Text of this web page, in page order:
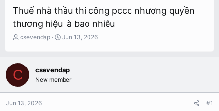
Thuế nhà thầu thi công pccc nhượng quyền
thương hiệu là bao nhiêu
T
e
a
d
a
csevendap
S
t
d
Jun 13, 2026
C csevendap
New member
Jun 13, 2026 #1